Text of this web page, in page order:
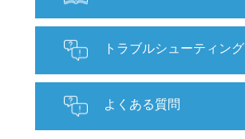
トラブルシューティング
よくある質問